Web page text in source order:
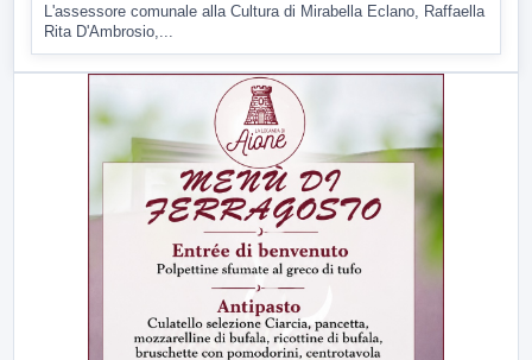
L'assessore comunale alla Cultura di Mirabella Eclano, Raffaella
Rita D'Ambrosio,...